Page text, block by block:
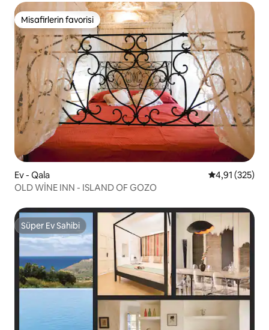
manzaralı!) bulunmaktadır. Mekân
havaalanından taksiyle yaklaşık 10-15
dakika uzaklıktadır.
Misafirlerin favorisi
Misafirlerin favorisi
Ev - Qala 5 üzerinden
4,91 (325)
OLD WİNE INN - ISLAND OF GOZO
Süper Ev Sahibi
Süper Ev Sahibi